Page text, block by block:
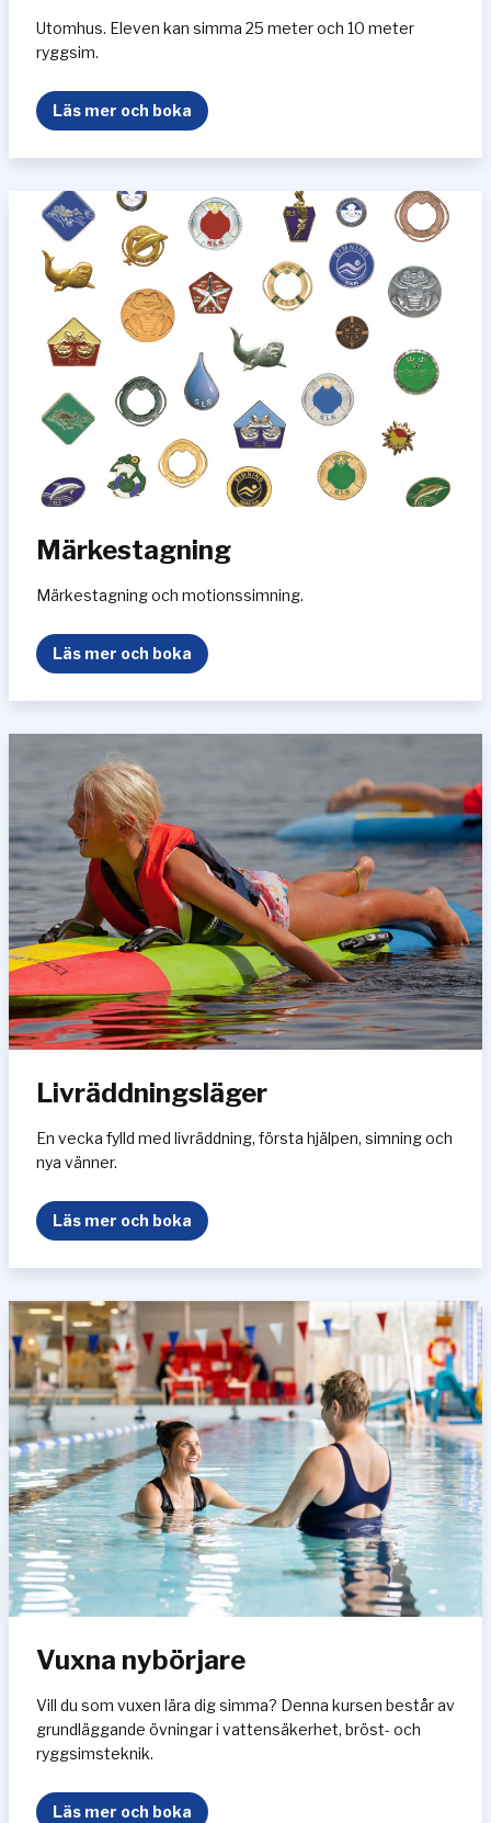
Utomhus. Eleven kan simma 25 meter och 10 meter
ryggsim.
Läs mer och boka
j
ö
t
j
r
n
n
Märkestagning
Märkestagning och motionssimning.
Läs mer och boka
ä
r
g
i
n
g
Livräddningsläger
En vecka fylld med livräddning, första hjälpen, simning och
nya vänner.
Läs mer och boka
i
v
d
d
n
i
n
g
s
l
ä
g
e
r
Vuxna nybörjare
Vill du som vuxen lära dig simma? Denna kursen består av
grundläggande övningar i vattensäkerhet, bröst- och
ryggsimsteknik.
Läs mer och boka